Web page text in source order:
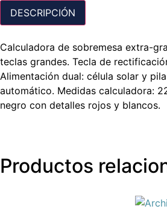
DESCRIPCIÓN
Calculadora de sobremesa extra-
teclas grandes. Tecla de
Alimentación dual: célula solar y
automático. Medidas calculadora:
negro con detalles rojos y blancos.
Productos